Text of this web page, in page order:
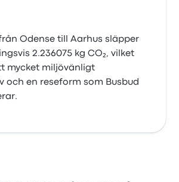
Odense till Aarhus släpper
2.236075 kg CO₂, vilket
mycket miljövänligt
och en reseform som Busbud